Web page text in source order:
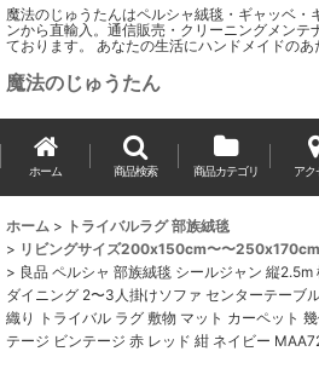
魔法のじゅうたんはペルシャ絨毯・ギャッベ・
ンから直輸入。通信販売・クリーニングメンテ
ております。 あなたの生活にハンドメイドのあ
魔法のじゅうたん
ホーム 商品検索 商品カテゴリ アク
ホーム > トライバルラグ 部族絨毯
> リビングサイズ200x150cm〜〜
> 良品 ペルシャ 部族絨毯 シールジャン 縦
ダイニング 2〜3人掛けソファ センターテーブ
織り トライバル ラグ 敷物 マット カーペット
テージ ビンテージ 赤 レッド 紺 ネイビー